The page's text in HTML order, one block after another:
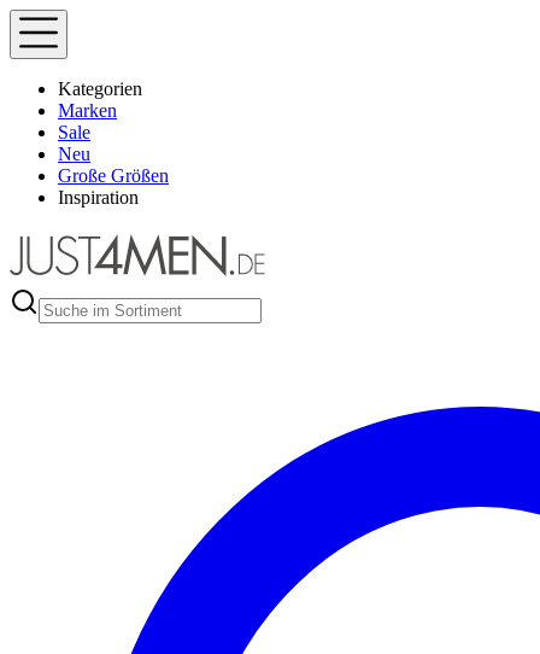
Kategorien
Marken
Sale
Neu
Große Größen
Inspiration